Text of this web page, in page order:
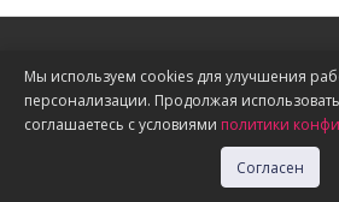
Информация
О нас
Доставка, оплата, скидки
Политика конфиденциальности
Мы используем cookies для улучшения
персонализации. Продолжая
соглашаетесь с условиями политики
Согласен